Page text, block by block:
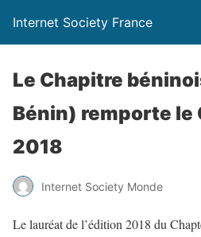
Internet Society France
Le Chapitre
Bénin) remporte
2018
Internet Society Monde
Le lauréat de l’édition 2018 du